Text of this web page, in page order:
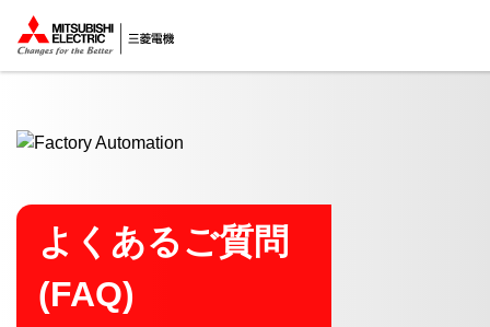
ここから本文
よくあるご質問
(FAQ)